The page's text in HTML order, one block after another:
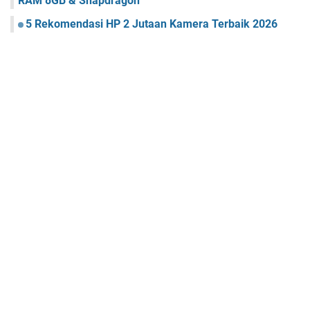
5 Rekomendasi HP 2 Jutaan Kamera Terbaik 2026